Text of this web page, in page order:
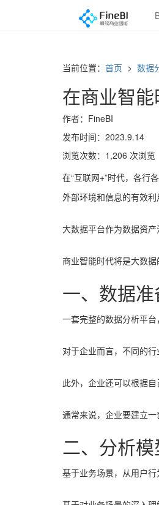
当前位置： 首页 > 数据
在商业智
作者：FineBI
发布时间：2023.9.14
浏览次数：1,206 次浏览
在“互联网+”时代，各行
外部环境和信息的有效利
大数据平台作为数据资
商业智能时代将是大数
一、数据准
一套完整的数据分析平
对于企业而言，不同的
此外，企业还可以根据
通常来说，企业要建立一
二、分析模
基于业务场景，从用户行